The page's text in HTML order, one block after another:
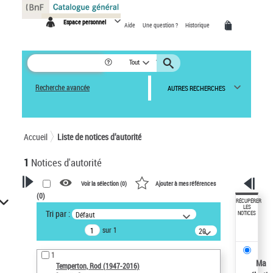
Espace personnel Aide Une question ? Historique
Tout
Recherche avancée AUTRES RECHERCHES
Accueil Liste de notices d’autorité
1 Notices d'autorité
VOTRE RECHERCHE
Recherche avancée dans les
notices d’autorité
Œuvres liées à l'auteur :
Temperton, Rod (1947-2016)
Voir la sélection (0) Ajouter à mes références
(0)
Tri par : Défaut
sur 1
20
résultats/page
1
Temperton, Rod (1947-2016)
RÉCUPÉRER
LES
NOTICES
Ma
Panneau de gestion des cookies